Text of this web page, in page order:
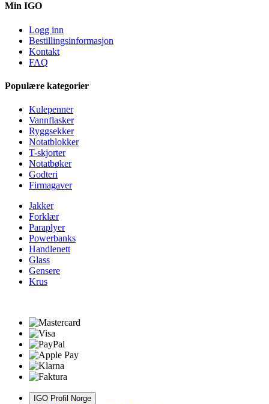
Min IGO
Logg inn
Bestillingsinformasjon
Kontakt
FAQ
Populære kategorier
Kulepenner
Vannflasker
Ryggsekker
Notatblokker
T-skjorter
Notatbøker
Godteri
Firmagaver
Jakker
Forklær
Paraplyer
Powerbanks
Handlenett
Glass
Gensere
Krus
IGO Profil Norge